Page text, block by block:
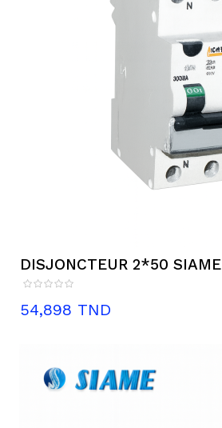
DISJONCTEUR 2*50 SIAME
Prix
54,898 TND